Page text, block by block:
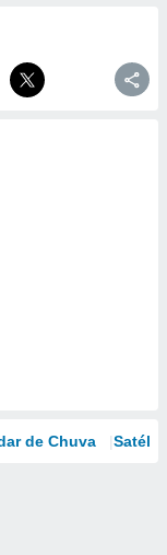
de Chuva